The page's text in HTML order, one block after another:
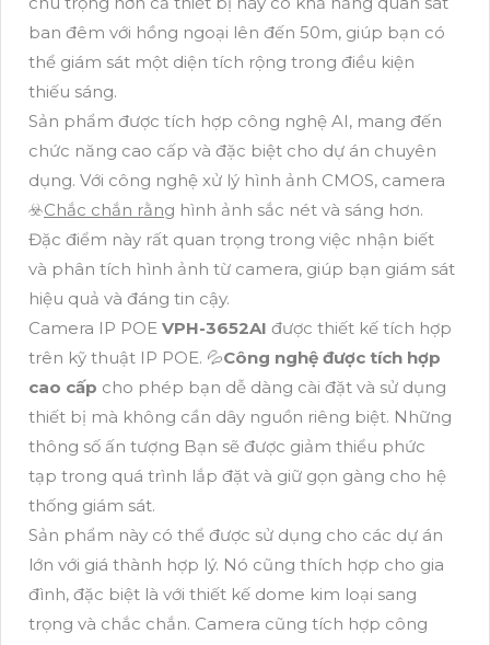
ban đêm với hồng ngoại lên đến 50m, giúp bạn có
thể giám sát một diện tích rộng trong điều kiện
thiếu sáng.
Sản phẩm được tích hợp công nghệ AI, mang đến
chức năng cao cấp và đặc biệt cho dự án chuyên
dụng. Với công nghệ xử lý hình ảnh CMOS, camera
☣️Chắc chắn rằng hình ảnh sắc nét và sáng hơn.
Đặc điểm này rất quan trọng trong việc nhận biết
và phân tích hình ảnh từ camera, giúp bạn giám sát
hiệu quả và đáng tin cậy.
Camera IP POE VPH-3652AI được thiết kế tích hợp
trên kỹ thuật IP POE. 💦Công nghệ được tích hợp
cao cấp cho phép bạn dễ dàng cài đặt và sử dụng
thiết bị mà không cần dây nguồn riêng biệt. Những
thông số ấn tượng Bạn sẽ được giảm thiểu phức
tạp trong quá trình lắp đặt và giữ gọn gàng cho hệ
thống giám sát.
Sản phẩm này có thể được sử dụng cho các dự án
lớn với giá thành hợp lý. Nó cũng thích hợp cho gia
đình, đặc biệt là với thiết kế dome kim loại sang
trọng và chắc chắn. Camera cũng tích hợp công